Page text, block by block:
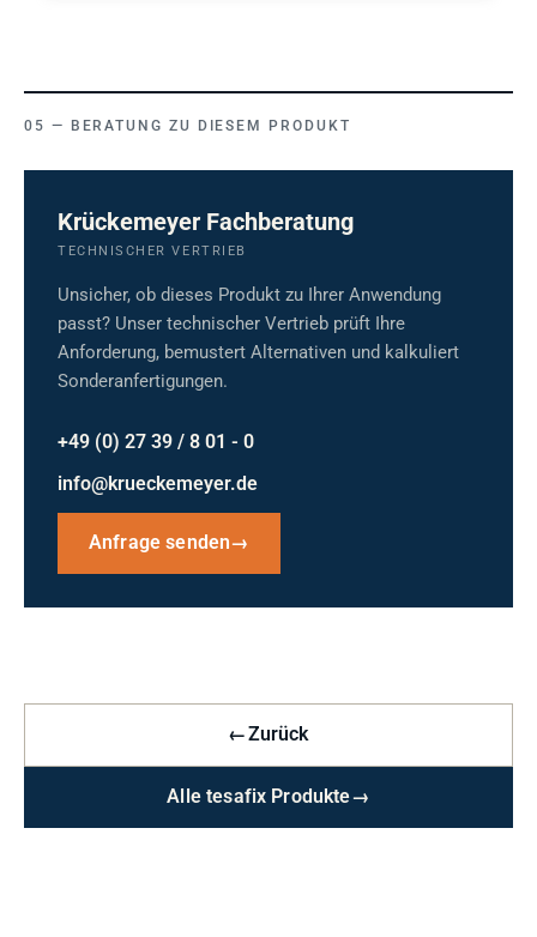
BERATUNG ZU DIESEM PRODUKT
Krückemeyer Fachberatung
TECHNISCHER VERTRIEB
Unsicher, ob dieses Produkt zu Ihrer Anwendung
passt? Unser technischer Vertrieb prüft Ihre
Anforderung, bemustert Alternativen und kalkuliert
Sonderanfertigungen.
+49 (0) 27 39 / 8 01 - 0
info@krueckemeyer.de
Anfrage senden→
←Zurück
Alle tesafix Produkte→